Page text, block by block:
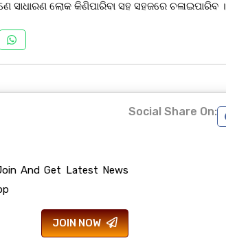
ଲୋକ କିଣିପାରିବା ସହ ସହଜରେ ଚଳାଇପାରିବ ।
And Get Latest News
JOIN NOW
Social Share On: